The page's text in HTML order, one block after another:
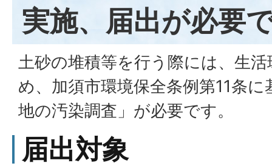
実施、届出が必要
土砂の堆積等を行う際には、生
め、加須市環境保全条例第11条
地の汚染調査」が必要です。
届出対象